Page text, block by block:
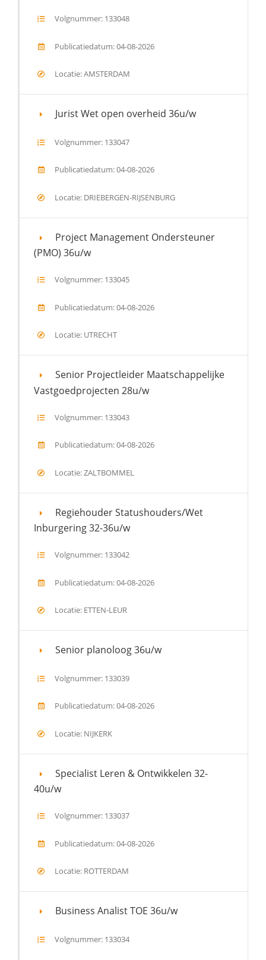
Volgnummer: 133048
Publicatiedatum: 04-08-2026
Locatie: AMSTERDAM
Jurist Wet open overheid 36u/w
Volgnummer: 133047
Publicatiedatum: 04-08-2026
Locatie: DRIEBERGEN-RIJSENBURG
Project Management Ondersteuner
(PMO) 36u/w
Volgnummer: 133045
Publicatiedatum: 04-08-2026
Locatie: UTRECHT
Senior Projectleider Maatschappelijke
Vastgoedprojecten 28u/w
Volgnummer: 133043
Publicatiedatum: 04-08-2026
Locatie: ZALTBOMMEL
Regiehouder Statushouders/Wet
Inburgering 32-36u/w
Volgnummer: 133042
Publicatiedatum: 04-08-2026
Locatie: ETTEN-LEUR
Senior planoloog 36u/w
Volgnummer: 133039
Publicatiedatum: 04-08-2026
Locatie: NIJKERK
Specialist Leren & Ontwikkelen 32-
40u/w
Volgnummer: 133037
Publicatiedatum: 04-08-2026
Locatie: ROTTERDAM
Business Analist TOE 36u/w
Volgnummer: 133034